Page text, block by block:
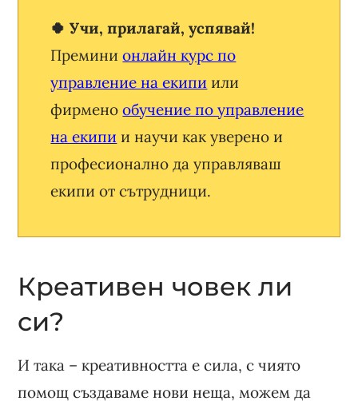
🍀 Учи, прилагай, успявай!
Преминионлайн курс по
управление на екипи или
фирменообучение по управление
на екипи и научи как уверено и
професионално да управляваш
екипи от сътрудници.
Креативен човек ли
си?
И така – креативността е сила, с чиято
помощ създаваме нови неща, можем да